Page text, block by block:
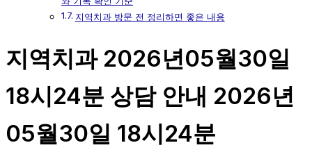
지역치과 방문 전 정리하면 좋은 내용
지역치과 2026년05월30일
18시24분 상담 안내 2026년
05월30일 18시24분